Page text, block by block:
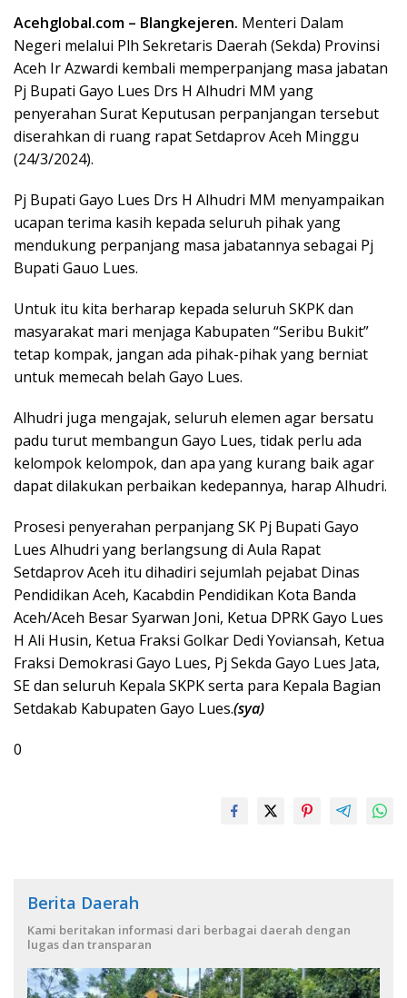
Acehglobal.com – Blangkejeren. Menteri Dalam
Negeri melalui Plh Sekretaris Daerah (Sekda) Provinsi
Aceh Ir Azwardi kembali memperpanjang masa jabatan
Pj Bupati Gayo Lues Drs H Alhudri MM yang
penyerahan Surat Keputusan perpanjangan tersebut
diserahkan di ruang rapat Setdaprov Aceh Minggu
(24/3/2024).
Pj Bupati Gayo Lues Drs H Alhudri MM menyampaikan
ucapan terima kasih kepada seluruh pihak yang
mendukung perpanjang masa jabatannya sebagai Pj
Bupati Gauo Lues.
Untuk itu kita berharap kepada seluruh SKPK dan
masyarakat mari menjaga Kabupaten “Seribu Bukit”
tetap kompak, jangan ada pihak-pihak yang berniat
untuk memecah belah Gayo Lues.
Alhudri juga mengajak, seluruh elemen agar bersatu
padu turut membangun Gayo Lues, tidak perlu ada
kelompok kelompok, dan apa yang kurang baik agar
dapat dilakukan perbaikan kedepannya, harap Alhudri.
Prosesi penyerahan perpanjang SK Pj Bupati Gayo
Lues Alhudri yang berlangsung di Aula Rapat
Setdaprov Aceh itu dihadiri sejumlah pejabat Dinas
Pendidikan Aceh, Kacabdin Pendidikan Kota Banda
Aceh/Aceh Besar Syarwan Joni, Ketua DPRK Gayo Lues
H Ali Husin, Ketua Fraksi Golkar Dedi Yoviansah, Ketua
Fraksi Demokrasi Gayo Lues, Pj Sekda Gayo Lues Jata,
SE dan seluruh Kepala SKPK serta para Kepala Bagian
Setdakab Kabupaten Gayo Lues.(sya)
0
Berita Daerah
Kami beritakan informasi dari berbagai daerah dengan
lugas dan transparan